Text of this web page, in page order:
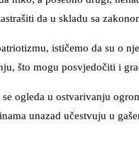
da u skladu sa
ističemo da su o
što mogu posvjedočiti i
ogleda u ostvarivanju
unazad učestvuju u